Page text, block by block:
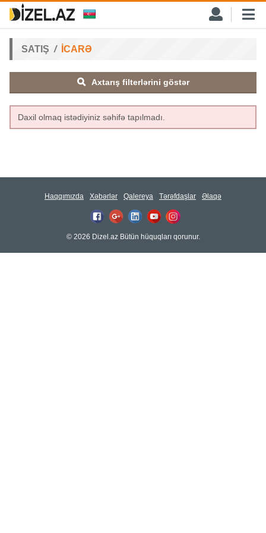
SATIŞ İCARƏ
Axtarış filterlərini göstər
Daxil olmaq istədiyiniz səhifə tapılmadı.
Haqqımızda Xəbərlər Qalereya Tərəfdaşlar Əlaqə
© 2026 Dizel.az Bütün hüquqları qorunur.